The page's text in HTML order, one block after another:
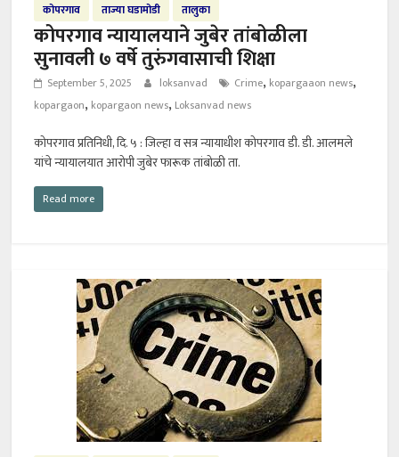
कोपरगाव ताज्या घडामोडी तालुका
कोपरगाव न्यायालयाने जुबेर तांबोळीला
सुनावली ७ वर्षे तुरुंगवासाची शिक्षा
September 5, 2025 loksanvad Crime, kopargaaon news,
kopargaon, kopargaon news, Loksanvad news
कोपरगाव प्रतिनिधी, दि. ५ : जिल्हा व सत्र न्यायाधीश कोपरगाव डी. डी. आलमले
यांचे न्यायालयात आरोपी जुबेर फारूक तांबोळी ता.
Read more